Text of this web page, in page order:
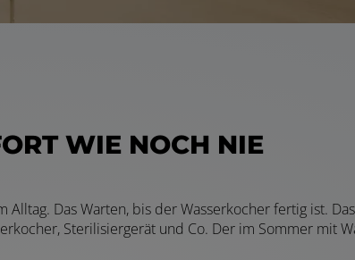
WIE NOCH NIE
Das Warten, bis der Wasserkocher fertig ist.
Sterilisiergerät und Co. Der im Sommer mit